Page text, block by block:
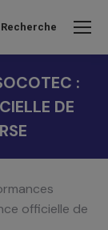
Recherche
:
DE
officielle de